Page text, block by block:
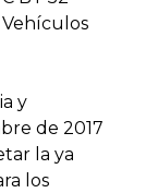
y
de 2017
la ya
los